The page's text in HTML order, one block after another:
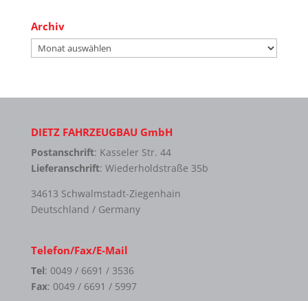
Archiv
Archiv
DIETZ FAHRZEUGBAU GmbH
Postanschrift: Kasseler Str. 44
Lieferanschrift: Wiederholdstraße 35b
34613 Schwalmstadt-Ziegenhain
Deutschland / Germany
Telefon/Fax/E-Mail
Tel: 0049 / 6691 / 3536
Fax: 0049 / 6691 / 5997